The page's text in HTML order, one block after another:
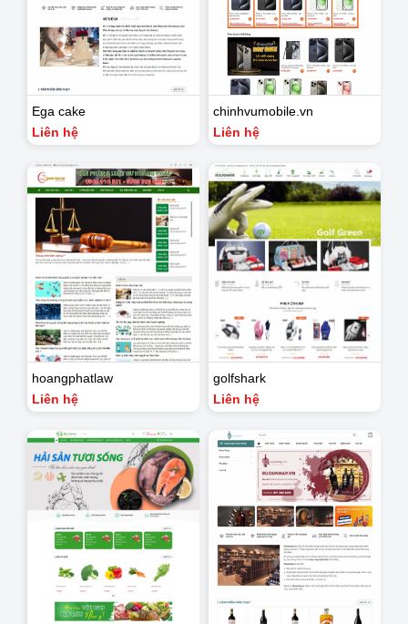
Ega cake
Liên hệ
chinhvumobile.vn
Liên hệ
hoangphatlaw
Liên hệ
golfshark
Liên hệ